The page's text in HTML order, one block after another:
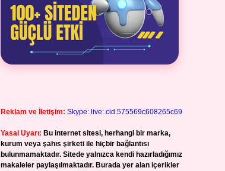
Reklam ve İletişim: Skype: live:.cid.575569c608265c69
Yasal Uyarı: Bu internet sitesi, herhangi bir marka,
kurum veya şahıs şirketi ile hiçbir bağlantısı
bulunmamaktadır. Sitede yalnızca kendi hazırladığımız
makaleler paylaşılmaktadır. Burada yer alan içerikler